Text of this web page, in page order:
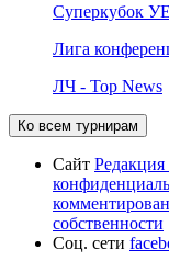
Суперкубок
Лига
ЛЧ - Top News
Ко всем турнирам
Сайт Редакция
собственности
Соц. сети